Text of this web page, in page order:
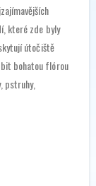
které zde byly
útočiště
bohatou flórou
pstruhy,